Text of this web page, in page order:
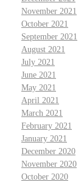
November 2021
October 2021
September 2021
August 2021
July 2021
June 2021
May 2021
April 2021
March 2021
February 2021
January 2021
December 2020
November 2020
October 2020